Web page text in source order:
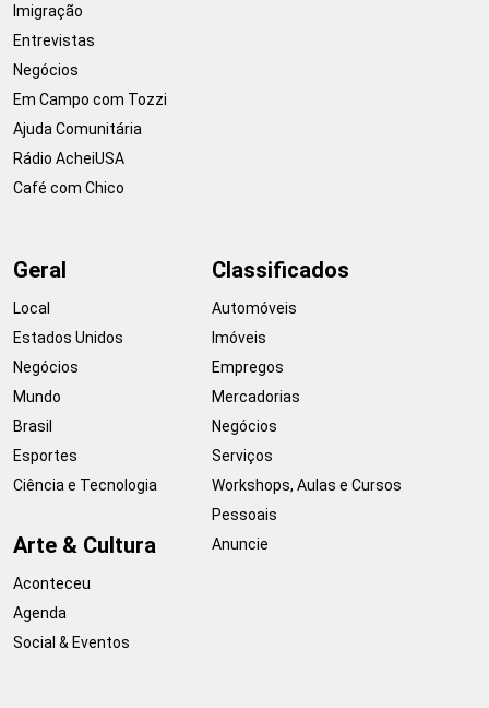
Imigração
Entrevistas
Negócios
Em Campo com Tozzi
Ajuda Comunitária
Rádio AcheiUSA
Café com Chico
Geral
Local
Estados Unidos
Negócios
Mundo
Brasil
Esportes
Ciência e Tecnologia
Arte & Cultura
Aconteceu
Agenda
Social & Eventos
Classificados
Automóveis
Imóveis
Empregos
Mercadorias
Negócios
Serviços
Workshops, Aulas e Cursos
Pessoais
Anuncie